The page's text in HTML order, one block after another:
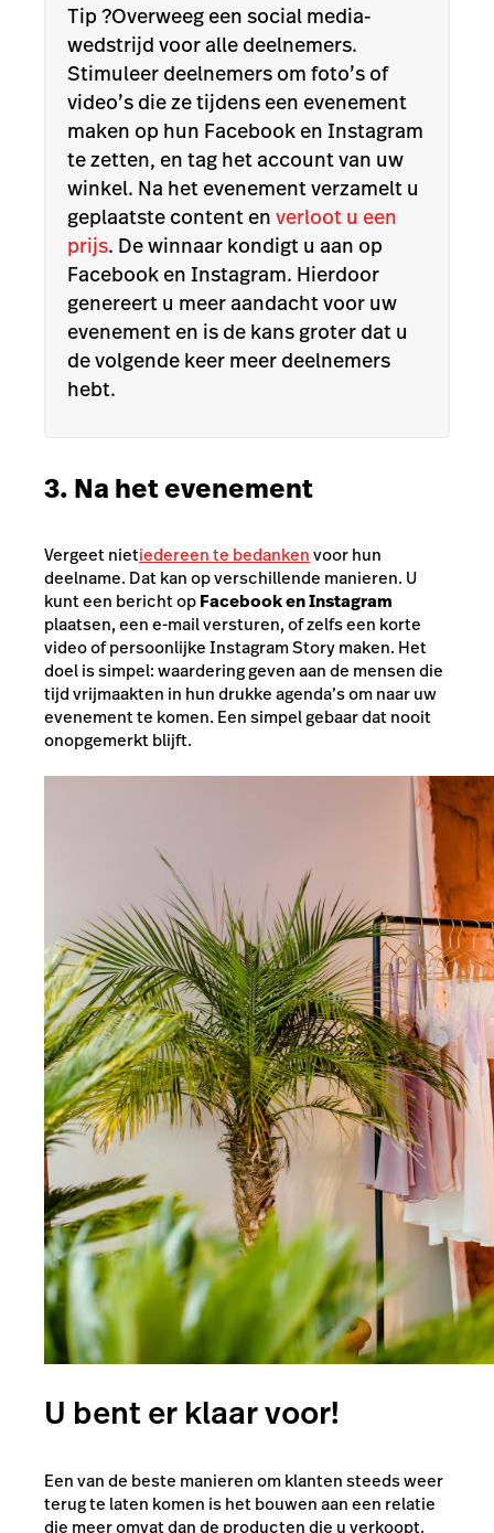
Tip ?Overweeg een social media-
wedstrijd voor alle deelnemers.
Stimuleer deelnemers om foto’s of
video’s die ze tijdens een evenement
maken op hun Facebook en Instagram
te zetten, en tag het account van uw
winkel. Na het evenement verzamelt u
geplaatste content en verloot u een
prijs. De winnaar kondigt u aan op
Facebook en Instagram. Hierdoor
genereert u meer aandacht voor uw
evenement en is de kans groter dat u
de volgende keer meer deelnemers
hebt.
3. Na het evenement
Vergeet nietiedereen te bedankenvoor hun
deelname. Dat kan op verschillende manieren. U
kunt een bericht opFacebook en Instagram
plaatsen, een e-mail versturen, of zelfs een korte
video of persoonlijke Instagram Story maken. Het
doel is simpel: waardering geven aan de mensen die
tijd vrijmaakten in hun drukke agenda’s om naar uw
evenement te komen. Een simpel gebaar dat nooit
onopgemerkt blijft.
U bent er klaar voor!
Een van de beste manieren om klanten steeds weer
terug te laten komen is het bouwen aan een relatie
die meer omvat dan de producten die u verkoopt.